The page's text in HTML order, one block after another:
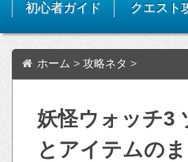
初心者ガイド クエスト
ホーム > 攻略ネタ >
妖怪ウォッチ3
とアイテムの